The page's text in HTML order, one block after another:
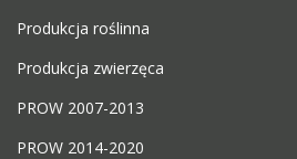
Produkcja roślinna
Produkcja zwierzęca
PROW 2007-2013
PROW 2014-2020